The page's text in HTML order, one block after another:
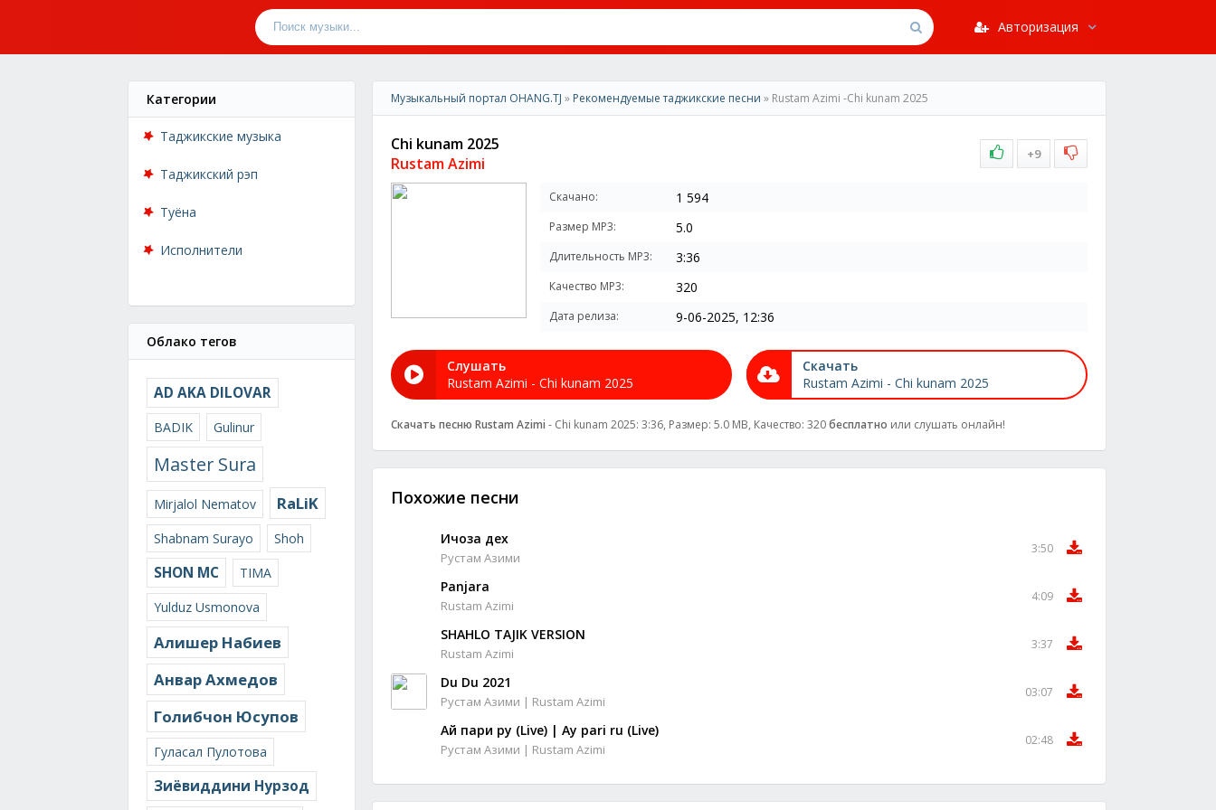
Авторизация
Категории
Таджикские музыка
Таджикский рэп
Туёна
Исполнители
Облако тегов
AD AKA DILOVAR
BADIK Gulinur
Master Sura
Mirjalol Nematov RaLiK
Shabnam Surayo Shoh
SHON MC
TIMA
Yulduz Usmonova
Алишер Набиев
Анвар Ахмедов
Голибчон Юсупов
Гуласал Пулотова
Зиёвиддини Нурзод
Музыкальный портал OHANG.TJ » Рекомендуемые таджикские песни » Rustam Azimi -Chi kunam 2025
Chi kunam 2025
Rustam Azimi
+9
Скачано: 1 594
Размер MP3: 5.0
Длительность MP3: 3:36
Качество MP3: 320
Дата релиза: 9-06-2025, 12:36
Слушать
Rustam Azimi - Chi kunam 2025
Скачать
Rustam Azimi - Chi kunam 2025
Скачать песню Rustam Azimi - Chi kunam 2025: 3:36, Размер: 5.0 MB, Качество: 320бесплатно или слушать онлайн!
Похожие песни
Ичоза дех
Рустам Азими
3:50
Panjara
Rustam Azimi
4:09
SHAHLO TAJIK VERSION
Rustam Azimi
3:37
Du Du 2021
Рустам Азими | Rustam Azimi
03:07
Ай пари ру (Live) | Ay pari ru (Live)
Рустам Азими | Rustam Azimi
02:48